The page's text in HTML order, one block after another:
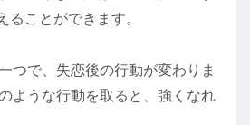
ることができます。
つで、失恋後の行動が変わりま
ような行動を取ると、強くなれ